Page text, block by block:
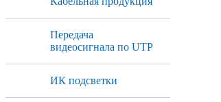
Передача
видеосигнала по UTP
ИК подсветки